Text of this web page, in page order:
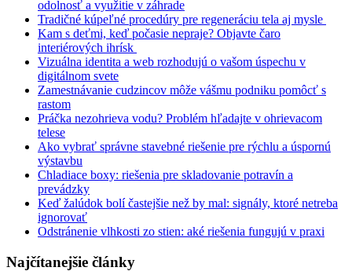
odolnosť a využitie v záhrade
Tradičné kúpeľné procedúry pre regeneráciu tela aj mysle
Kam s deťmi, keď počasie nepraje? Objavte čaro
interiérových ihrísk
Vizuálna identita a web rozhodujú o vašom úspechu v
digitálnom svete
Zamestnávanie cudzincov môže vášmu podniku pomôcť s
rastom
Práčka nezohrieva vodu? Problém hľadajte v ohrievacom
telese
Ako vybrať správne stavebné riešenie pre rýchlu a úspornú
výstavbu
Chladiace boxy: riešenia pre skladovanie potravín a
prevádzky
Keď žalúdok bolí častejšie než by mal: signály, ktoré netreba
ignorovať
Odstránenie vlhkosti zo stien: aké riešenia fungujú v praxi
Najčítanejšie články